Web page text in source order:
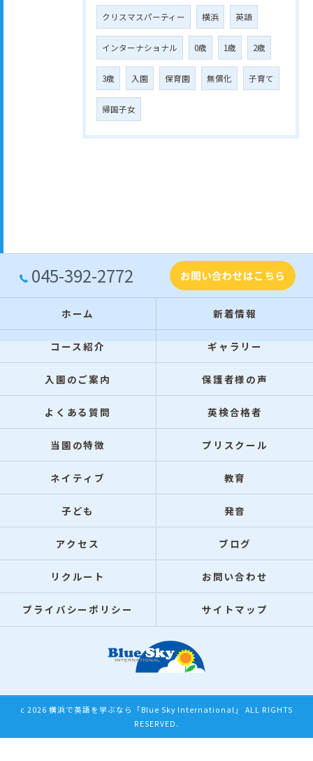
クリスマスパーティー 横浜 英語
インターナショナル 0歳 1歳 2歳
3歳 入園 保育園 無償化 子育て
帰国子女
045-392-2772 お問い合わせはこちら
ホーム 新着情報
コース紹介 ギャラリー
入園のご案内 保護者様の声
よくある質問 英検合格者
当園の特徴 プリスクール
ネイティブ 教育
子ども 発音
アクセス ブログ
リクルート お問い合わせ
プライバシーポリシー サイトマップ
c 2026 横浜で英語を学ぶなら「Blue Sky International」 ALL RIGHTS
RESERVED.